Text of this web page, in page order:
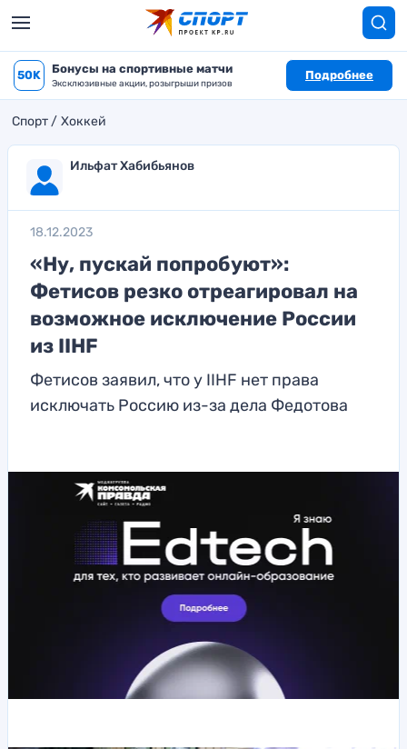
50K Бонусы на спортивные матчи
Эксклюзивные акции, розыгрыши призов
Подробнее
Спорт Хоккей
Ильфат Хабибьянов
18.12.2023
«Ну, пускай попробуют»:
Фетисов резко отреагировал на
возможное исключение России
из IIHF
Фетисов заявил, что у IIHF нет права
исключать Россию из-за дела Федотова